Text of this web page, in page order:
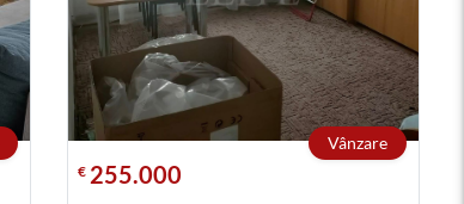
Vânzare
€ 255.000